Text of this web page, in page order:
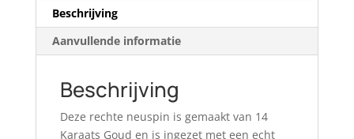
aantal
Beschrijving
Aanvullende informatie
Beschrijving
Deze rechte neuspin is gemaakt van 14
Karaats Goud en is ingezet met een echt